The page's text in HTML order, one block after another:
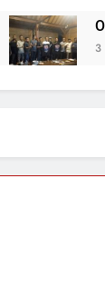
ORADO
3 Minggu